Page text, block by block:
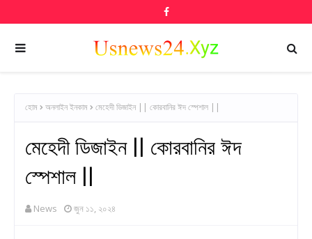
হোম অনলাইন ইনকাম মেহেদী ডিজাইন || কোরবানির ঈদ স্পেশাল ||
মেহেদী ডিজাইন || কোরবানির ঈদ
স্পেশাল ||
News জুন ১১, ২০২৪